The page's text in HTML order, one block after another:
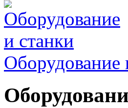
Оборудование